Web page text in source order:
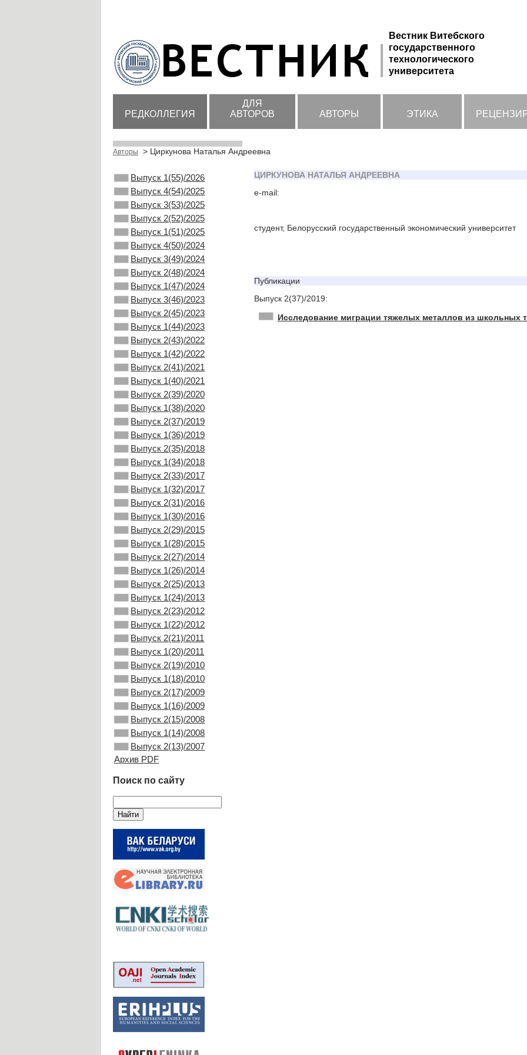
Вестник Витебского
государственного
технологического
университета
РЕДКОЛЛЕГИЯ
ДЛЯ
АВТОРОВ
АВТОРЫ ЭТИКА
Авторы > Циркунова Наталья Андреевна
Выпуск 1(55)/2026
Выпуск 4(54)/2025
Выпуск 3(53)/2025
Выпуск 2(52)/2025
Выпуск 1(51)/2025
Выпуск 4(50)/2024
Выпуск 3(49)/2024
Выпуск 2(48)/2024
Выпуск 1(47)/2024
Выпуск 3(46)/2023
Выпуск 2(45)/2023
Выпуск 1(44)/2023
Выпуск 2(43)/2022
Выпуск 1(42)/2022
Выпуск 2(41)/2021
Выпуск 1(40)/2021
Выпуск 2(39)/2020
Выпуск 1(38)/2020
Выпуск 2(37)/2019
Выпуск 1(36)/2019
Выпуск 2(35)/2018
Выпуск 1(34)/2018
Выпуск 2(33)/2017
Выпуск 1(32)/2017
Выпуск 2(31)/2016
Выпуск 1(30)/2016
Выпуск 2(29)/2015
Выпуск 1(28)/2015
Выпуск 2(27)/2014
Выпуск 1(26)/2014
Выпуск 2(25)/2013
Выпуск 1(24)/2013
Выпуск 2(23)/2012
Выпуск 1(22)/2012
Выпуск 2(21)/2011
Выпуск 1(20)/2011
Выпуск 2(19)/2010
Выпуск 1(18)/2010
Выпуск 2(17)/2009
Выпуск 1(16)/2009
Выпуск 2(15)/2008
Выпуск 1(14)/2008
Выпуск 2(13)/2007
Архив PDF
Поиск по сайту
ЦИРКУНОВА НАТАЛЬЯ АНДРЕЕВНА
e-mail:
студент, Белорусский государственный экономический университет
Публикации
Выпуск 2(37)/2019:
Исследование миграции тяжелых металлов из школьных